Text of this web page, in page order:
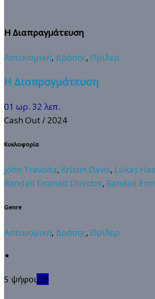
Η Διαπραγμάτευση
Αστυνομική, Δράσης, Θρίλερ
Η Διαπραγμάτευση
01 ωρ. 32 λεπ.
Cash Out/ 2024
Κυκλοφορία
John Travolta, Kristin Davis, Lukas
Randall Emmett Director, Randall
Genre
Αστυνομική, Δράσης, Θρίλερ
5 ψήφοι2.6